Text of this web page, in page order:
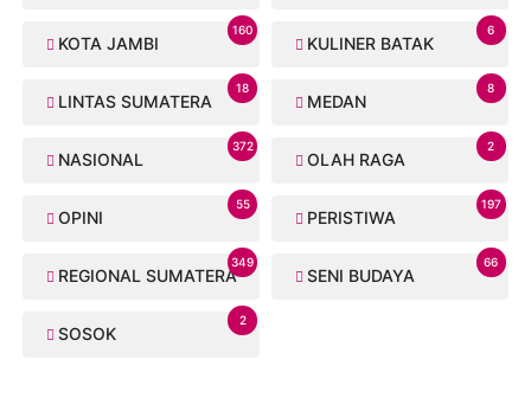
KOTA JAMBI
160
KULINER BATAK
6
LINTAS SUMATERA
18
MEDAN
8
NASIONAL
372
OLAH RAGA
2
OPINI
55
PERISTIWA
197
REGIONAL SUMATERA
349
SENI BUDAYA
66
SOSOK
2